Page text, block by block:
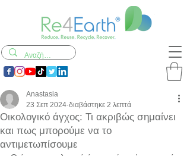
Οικολογικό άγχος: Τι ακριβώς σημαίνει
και πως μπορούμε να το
αντιμετωπίσουμε
Anastasia
23 Σεπ 2024 διαβάστηκε 2 λεπτά